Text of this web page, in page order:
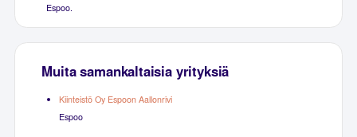
Espoo.
Muita samankaltaisia yrityksiä
Kiinteistö Oy Espoon Aallonrivi
Espoo